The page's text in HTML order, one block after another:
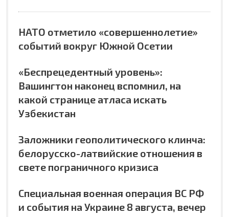
НАТО отметило «совершеннолетие»
событий вокруг Южной Осетии
«Беспрецедентный уровень»:
Вашингтон наконец вспомнил, на
какой странице атласа искать
Узбекистан
Заложники геополитического клинча:
белорусско-латвийские отношения в
свете пограничного кризиса
Специальная военная операция ВС РФ
и события на Украине 8 августа, вечер